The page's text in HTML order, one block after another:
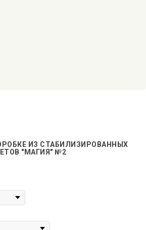
ИЗ СТАБИЛИЗИРОВАННЫХ
"МАГИЯ" №2